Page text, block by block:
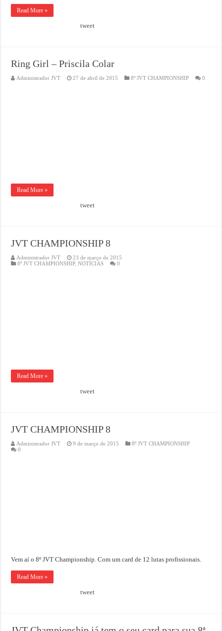
Read More »
tweet
Ring Girl – Priscila Colar
Administrador JVT 27 de abril de 2015 8º JVT CHAMPIONSHIP 0
Read More »
tweet
JVT CHAMPIONSHIP 8
Administrador JVT
23 de março de 2015
8º JVT CHAMPIONSHIP,NOTÍCIAS 0
Read More »
tweet
JVT CHAMPIONSHIP 8
Administrador JVT 9 de março de 2015
8º JVT CHAMPIONSHIP
0
Vem aí o 8º JVT Championship. Com um card de 12 lutas profissionais.
Read More »
tweet